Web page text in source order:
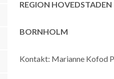
REGION HOVEDSTADEN
BORNHOLM
Kontakt: Marianne Kofod